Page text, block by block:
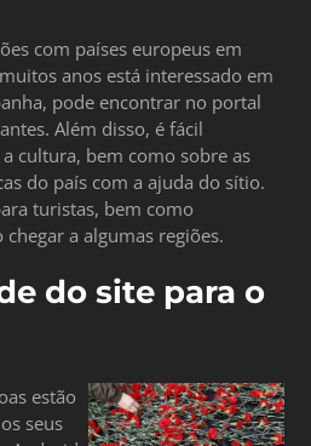
com países europeus em
anos está interessado em
pode encontrar no portal
Além disso, é fácil
cultura, bem como sobre as
do país com a ajuda do sítio.
turistas, bem como
a algumas regiões.
do site para o
estão
seus